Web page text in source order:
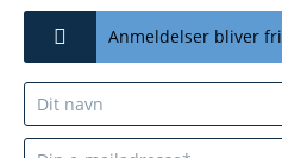
Anmeldelser bliver